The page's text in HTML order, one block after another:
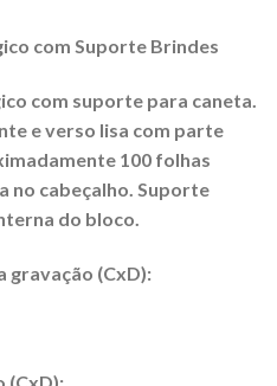
com Suporte Brindes
com suporte para caneta.
e verso lisa com parte
100 folhas
no cabeçalho. Suporte
do bloco.
gravação (CxD):
(CxD):